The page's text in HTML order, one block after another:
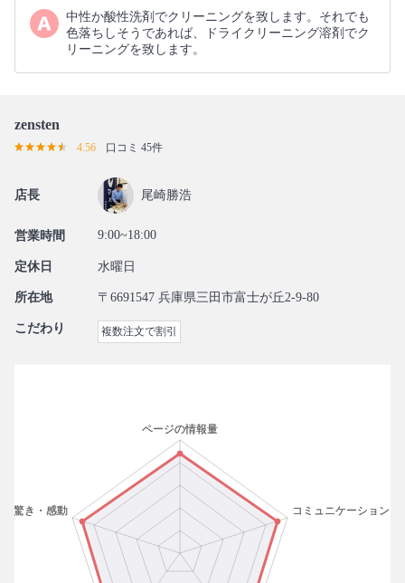
中性か酸性洗剤でクリーニングを致します。それでも
色落ちしそうであれば、ドライクリーニング溶剤でク
リーニングを致します。
zensten
4.56 口コミ 45件
店長 尾崎勝浩
営業時間 9:00~18:00
定休日 水曜日
所在地 〒6691547 兵庫県三田市富士が丘2-9-80
こだわり 複数注文で割引